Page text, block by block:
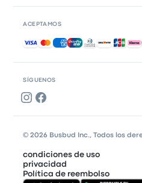
SÍGUENOS
ACEPTAMOS
Pagos aceptados
© 2026 Busbud Inc., Todos los
condiciones de uso
privacidad
Política de reembolso